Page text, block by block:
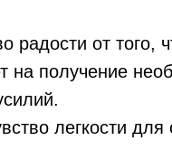
от того,
получение
легкости для